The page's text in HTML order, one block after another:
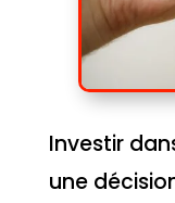
Investir
une